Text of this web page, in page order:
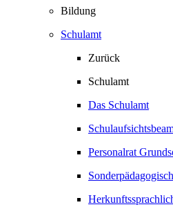
Bildung
Schulamt
Zurück
Schulamt
Das Schulamt
Personalrat